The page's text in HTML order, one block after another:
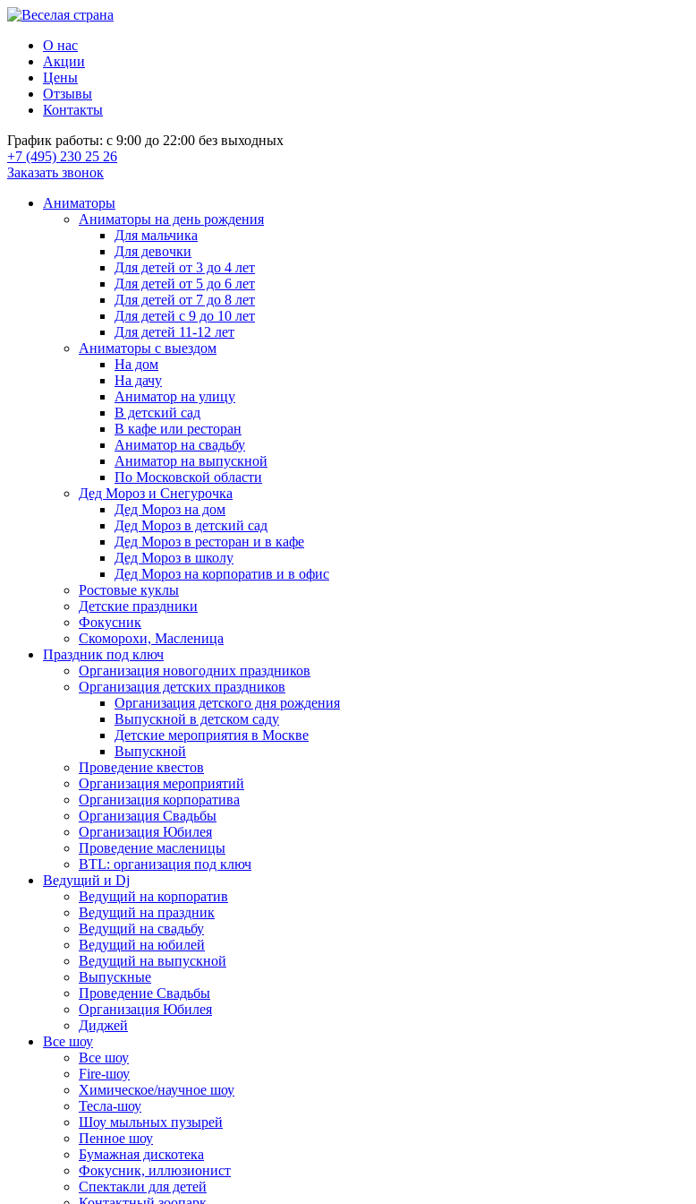
О нас
Акции
Цены
Отзывы
Контакты
График работы: с 9:00 до 22:00 без выходных
+7 (495) 230 25 26
Заказать звонок
Аниматоры
Аниматоры на день рождения
Для мальчика
Для девочки
Для детей от 3 до 4 лет
Для детей от 5 до 6 лет
Для детей от 7 до 8 лет
Для детей с 9 до 10 лет
Для детей 11-12 лет
Аниматоры с выездом
На дом
На дачу
Аниматор на улицу
В детский сад
В кафе или ресторан
Аниматор на свадьбу
Аниматор на выпускной
По Московской области
Дед Мороз и Снегурочка
Дед Мороз на дом
Дед Мороз в детский сад
Дед Мороз в ресторан и в кафе
Дед Мороз в школу
Дед Мороз на корпоратив и в офис
Ростовые куклы
Детские праздники
Фокусник
Скоморохи, Масленица
Праздник под ключ
Организация новогодних праздников
Организация детских праздников
Организация детского дня рождения
Выпускной в детском саду
Детские мероприятия в Москве
Выпускной
Проведение квестов
Организация мероприятий
Организация корпоратива
Организация Свадьбы
Организация Юбилея
Проведение масленицы
BTL: организация под ключ
Ведущий и Dj
Ведущий на корпоратив
Ведущий на праздник
Ведущий на свадьбу
Ведущий на юбилей
Ведущий на выпускной
Выпускные
Проведение Свадьбы
Организация Юбилея
Диджей
Все шоу
Все шоу
Fire-шоу
Химическое/научное шоу
Тесла-шоу
Шоу мыльных пузырей
Пенное шоу
Бумажная дискотека
Фокусник, иллюзионист
Спектакли для детей